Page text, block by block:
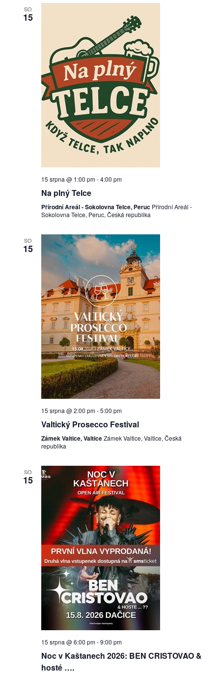
SO
15
15 srpna @ 1:00 pm-4:00 pm
Na plný Telce
Přírodní Areál - Sokolovna Telce, Peruc Přírodní Areál -
Sokolovna Telce, Peruc, Česká republika
SO
15
15 srpna @ 2:00 pm-5:00 pm
Valtický Prosecco Festival
Zámek Valtice, ValticeZámek Valtice, Valtice, Česká
republika
SO
15
15 srpna @ 6:00 pm-9:00 pm
Noc v Kaštanech 2026: BEN CRISTOVAO &
hosté ….